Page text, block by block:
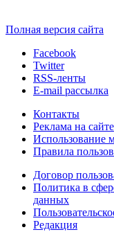
Полная версия сайта
Facebook
Twitter
RSS-ленты
E-mail рассылка
Контакты
Реклама на сайте
Использование
Правила
Договор
Политика в
данных
Редакция